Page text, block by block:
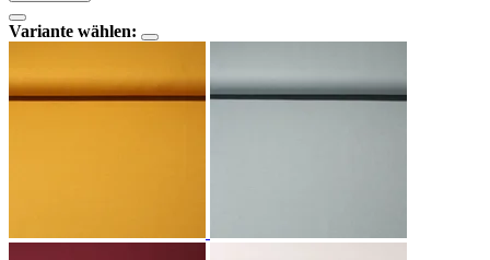
Variante wählen: